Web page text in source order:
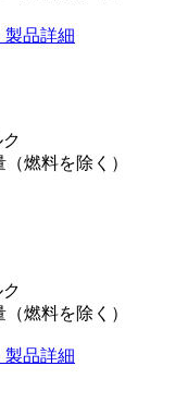
製品詳細
燃料を除く）
燃料を除く）
製品詳細